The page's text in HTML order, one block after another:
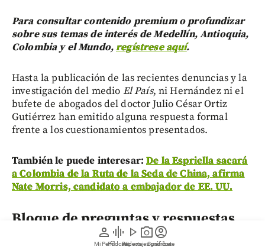
person
Mi Perfil
graphic_eq
Pódcast
play_arrow
Videos
photo_camera
Reportajes gráficos
account_circle
Suscríbete
Para consultar contenido premium o profundizar
sobre sus temas de interés de Medellín, Antioquia,
Colombia y el Mundo,regístrese aquí.
Hasta la publicación de las recientes denuncias y la
investigación del medio El País, ni Hernández ni el
bufete de abogados del doctor Julio César Ortiz
Gutiérrez han emitido alguna respuesta formal
frente a los cuestionamientos presentados.
También le puede interesar:De la Espriella sacará
a Colombia de la Ruta de la Seda de China, afirma
Nate Morris, candidato a embajador de EE. UU.
Bloque de preguntas y respuestas
¿En qué estado judicial se encuentra